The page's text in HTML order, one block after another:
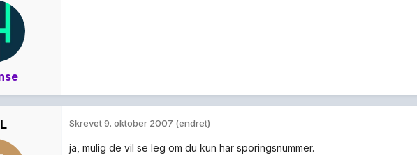
Skrevet9. oktober 2007 (endret)
ja, mulig de vil se leg om du kun har sporingsnummer.